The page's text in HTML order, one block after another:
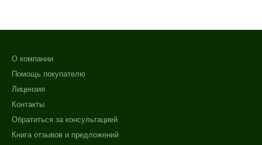
О компании
Помощь покупателю
Лицензия
Контакты
Обратиться за консультацией
Книга отзывов и предложений